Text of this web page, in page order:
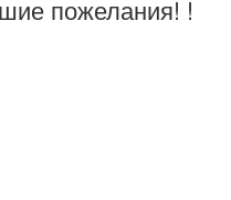
пожелания! !